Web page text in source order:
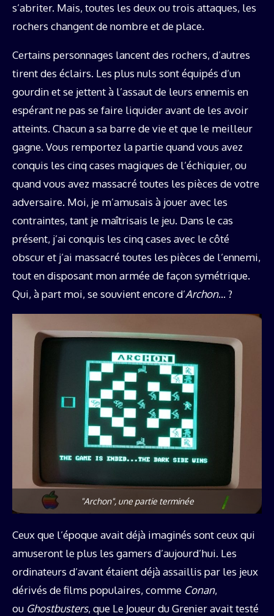
s’abriter. Mais, toutes les deux ou trois attaques, les
rochers changent de nombre et de place.
Certains personnages lancent des rochers, d’autres
tirent des éclairs. Les plus nuls sont équipés d’un
gourdin et se jettent à l’assaut de leurs ennemis en
espérant ne pas se faire liquider avant de les avoir
atteints. Chacun a sa barre de vie et que le meilleur
gagne. Vous remportez la partie quand vous avez
conquis les cinq cases magiques de l’échiquier, ou
quand vous avez massacré toutes les pièces de votre
adversaire. Moi, je m’amusais à jouer avec les
contraintes, tant je maîtrisais le jeu. Dans le cas
présent, j’ai conquis les cinq cases avec le côté
obscur et j’ai massacré toutes les pièces de l’ennemi,
tout en disposant mon armée de façon symétrique.
Qui, à part moi, se souvient encore d’Archon… ?
"Archon", une partie terminée
Ceux que l’époque avait déjà imaginés sont ceux qui
amuseront le plus les gamers d’aujourd’hui. Les
ordinateurs d’avant étaient déjà assaillis par les jeux
dérivés de films populaires, comme Conan,
ou Ghostbusters, que Le Joueur du Grenier avait testé